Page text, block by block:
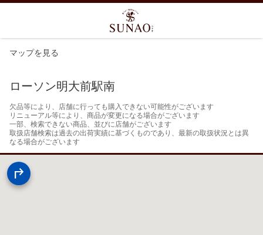
マップを見る
ローソン明大前駅南
欠品等により、店舗に行っても購入できない可能性がございます
リニューアル等により、商品が変更になる場合がございます
一部、検索できない商品、並びに店舗がございます
取扱店舗検索は過去の出荷実績に基づくものであり、最新の取扱状況とは異
なる場合がございます